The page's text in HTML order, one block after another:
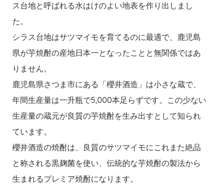
ス台地と呼ばれる水はけのよい地表を作り出しまし
た。
シラス台地はサツマイモを育てるのに最適で、鹿児島
県が芋焼酎の産地日本一となったことと無関係ではあ
りません。
鹿児島県さつま市にある「櫻井酒造」は小さな蔵で、
年間生産量は一升瓶で5,000本足らずです。この少ない
生産量の蔵元が良質の芋焼酎を生み出すとして知られ
ています。
櫻井酒造の焼酎は、良質のサツマイモにこれまた絶品
と称される黒麹菌を使い、伝統的な芋焼酎の製法から
生まれるプレミア焼酎になります。